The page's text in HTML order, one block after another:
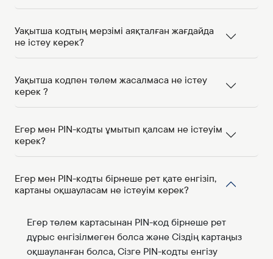
Уақытша кодтың мерзімі аяқталған жағдайда
не істеу керек?
Уақытша кодпен төлем жасалмаса не істеу
керек ?
Егер мен PIN-кодты ұмытып қалсам не істеуім
керек?
Егер мен PIN-кодты бірнеше рет қате енгізіп,
картаны оқшауласам не істеуім керек?
Егер төлем картасынан PIN-код бірнеше рет
дұрыс енгізілмеген болса және Сіздің картаңыз
оқшауланған болса, Сізге PIN-кодты енгізу